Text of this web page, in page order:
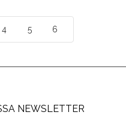
4 5 6
NEWSLETTER